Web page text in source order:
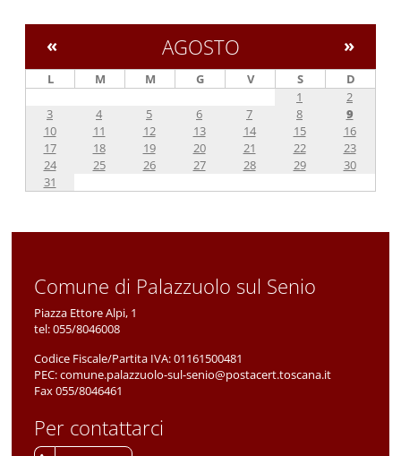
AGOSTO
« »
L M M G V S
D
1
2
3
4 5 6 7 8
9
10
11 12 13 14 15
16
17
18 19 20 21 22
23
24
25 26 27 28 29
30
31
Comune di Palazzuolo sul Senio
Piazza Ettore Alpi, 1
tel:055/8046008
Codice Fiscale/Partita IVA:01161500481
PEC:comune.palazzuolo-sul-senio@postacert.toscana.it
Fax 055/8046461
Per contattarci